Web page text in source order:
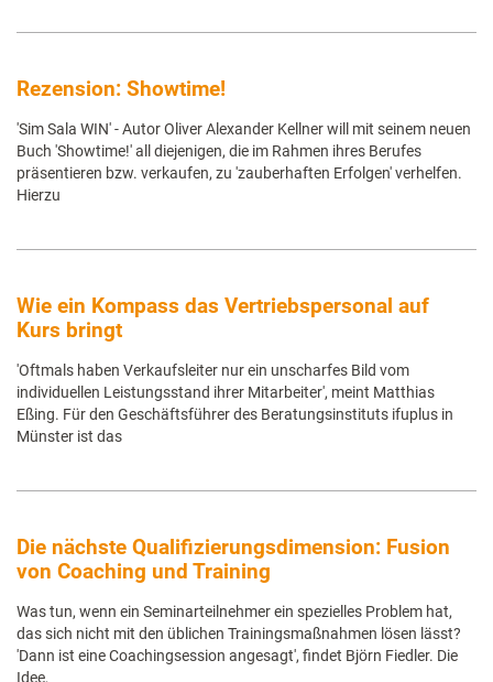
Rezension: Showtime!
'Sim Sala WIN' - Autor Oliver Alexander Kellner will mit seinem neuen
Buch 'Showtime!' all diejenigen, die im Rahmen ihres Berufes
präsentieren bzw. verkaufen, zu 'zauberhaften Erfolgen' verhelfen.
Hierzu
Wie ein Kompass das Vertriebspersonal auf
Kurs bringt
'Oftmals haben Verkaufsleiter nur ein unscharfes Bild vom
individuellen Leistungsstand ihrer Mitarbeiter', meint Matthias
Eßing. Für den Geschäftsführer des Beratungsinstituts ifuplus in
Münster ist das
Die nächste Qualifizierungsdimension: Fusion
von Coaching und Training
Was tun, wenn ein Seminarteilnehmer ein spezielles Problem hat,
das sich nicht mit den üblichen Trainingsmaßnahmen lösen lässt?
'Dann ist eine Coachingsession angesagt', findet Björn Fiedler. Die
Idee,